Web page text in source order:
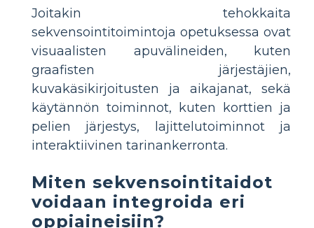
Joitakin tehokkaita
sekvensointitoimintoja opetuksessa ovat
visuaalisten apuvälineiden, kuten
graafisten järjestäjien,
kuvakäsikirjoitusten ja aikajanat, sekä
käytännön toiminnot, kuten korttien ja
pelien järjestys, lajittelutoiminnot ja
interaktiivinen tarinankerronta.
Miten sekvensointitaidot
voidaan integroida eri
oppiaineisiin?